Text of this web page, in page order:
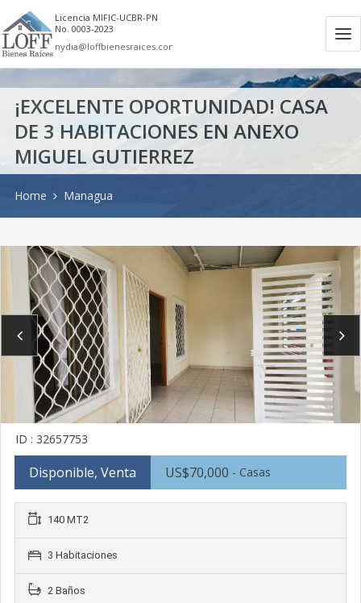
Licencia MIFIC-UCBR-PN
No. 0003-2023
nydia@loffbienesraices.com
¡EXCELENTE OPORTUNIDAD! CASA
DE 3 HABITACIONES EN ANEXO
MIGUEL GUTIERREZ
Home Managua
ID : 32657753
Disponible, Venta US$70,000 - Casas
140 MT2
3 Habitaciones
2 Baños